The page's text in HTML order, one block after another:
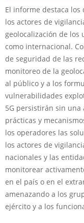
El informe destaca
los actores de
geolocalización de los
como internacional.
de seguridad de las
monitoreo de la
al público y a los
vulnerabilidades
5G persistirán sin
prácticas y
los operadores las
los actores de
nacionales y las
monitorear
en el país o en el
amenazando a los
ejército y a los